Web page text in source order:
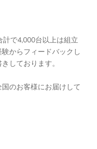
で4,000台以上は組立
からフィードバックし
しております。
のお客様にお届けして